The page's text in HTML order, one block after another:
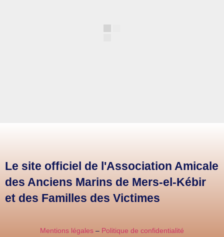
Le site officiel de l'Association Amicale
des Anciens Marins de Mers-el-Kébir
et des Familles des Victimes
Mentions légales – Politique de confidentialité